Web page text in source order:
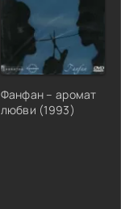
Фанфан – аромат
любви (1993)